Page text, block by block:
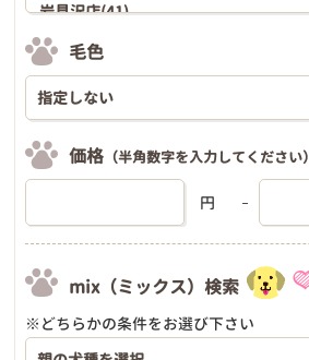
毛色
価格 （半角数字を入力してください）
円
mix（ミックス）検索
※どちらかの条件をお選び下さい